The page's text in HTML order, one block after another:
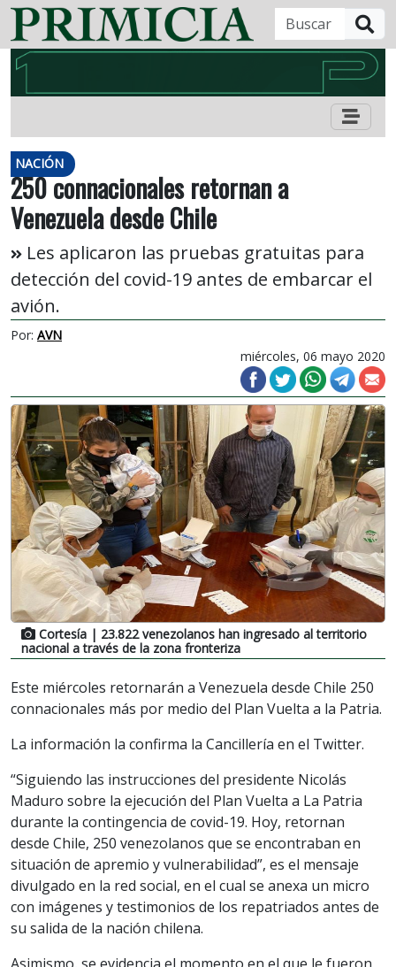
NACIÓN
250 connacionales retornan a
Venezuela desde Chile
Les aplicaron las pruebas gratuitas para
detección del covid-19 antes de embarcar el
avión.
Por: AVN
miércoles, 06 mayo 2020
Cortesía | 23.822 venezolanos han ingresado al territorio
nacional a través de la zona fronteriza
Este miércoles retornarán a Venezuela desde Chile 250
connacionales más por medio del Plan Vuelta a la Patria.
La información la confirma la Cancillería en el Twitter.
“Siguiendo las instrucciones del presidente Nicolás
Maduro sobre la ejecución del Plan Vuelta a La Patria
durante la contingencia de covid-19. Hoy, retornan
desde Chile, 250 venezolanos que se encontraban en
situación de apremio y vulnerabilidad”, es el mensaje
divulgado en la red social, en el cual se anexa un micro
con imágenes y testimonios de los repatriados antes de
su salida de la nación chilena.